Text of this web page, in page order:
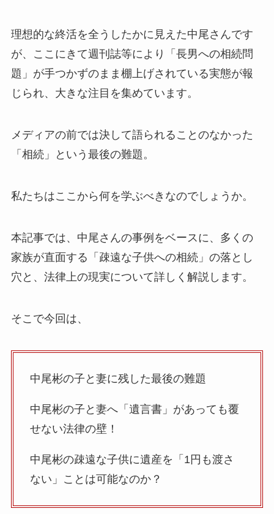
理想的な終活を全うしたかに見えた中尾さんです
が、ここにきて週刊誌等により「長男への相続問
題」が手つかずのまま棚上げされている実態が報
じられ、大きな注目を集めています。
メディアの前では決して語られることのなかった
「相続」という最後の難題。
私たちはここから何を学ぶべきなのでしょうか。
本記事では、中尾さんの事例をベースに、多くの
家族が直面する「疎遠な子供への相続」の落とし
穴と、法律上の現実について詳しく解説します。
そこで今回は、
中尾彬の子と妻に残した最後の難題
中尾彬の子と妻へ「遺言書」があっても覆
せない法律の壁！
中尾彬の疎遠な子供に遺産を「1円も渡さ
ない」ことは可能なのか？